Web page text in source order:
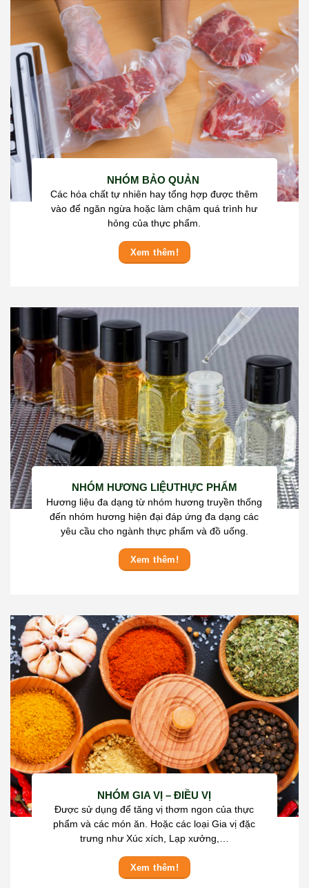
NHÓM BẢO QUẢN
Các hóa chất tự nhiên hay tổng hợp được thêm
vào để ngăn ngừa hoặc làm chậm quá trình hư
hỏng của thực phẩm.
Xem thêm!
NHÓM HƯƠNG LIỆUTHỰC PHẨM
Hương liệu đa dạng từ nhóm hương truyền thống
đến nhóm hương hiện đại đáp ứng đa dạng các
yêu cầu cho ngành thực phẩm và đồ uống.
Xem thêm!
NHÓM GIA VỊ – ĐIỀU VỊ
Được sử dụng để tăng vị thơm ngon của thực
phẩm và các món ăn. Hoặc các loại Gia vị đặc
trưng như Xúc xích, Lạp xưởng,…
Xem thêm!